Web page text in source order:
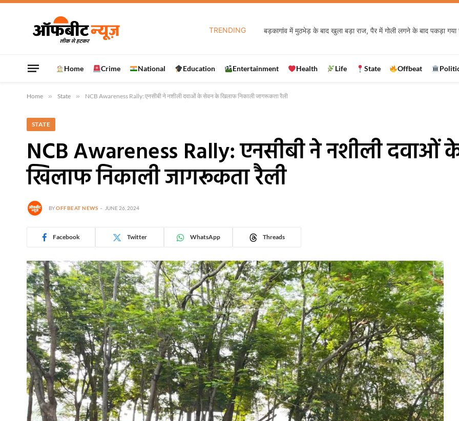
TRENDING बड़कागांव में मुठभेड़ के बाद खुला बड़ा राज, पैर में गोली लगने के बाद पकड़ा गया
Home Crime National Education Entertainment Health Life State Offbeat
Home » State » NCB Awareness Rally: एनसीबी ने नशीली दवाओं के सेवन के खिलाफ निकाली जागरूकता रैली
STATE
NCB Awareness Rally: एनसीबी ने नशीली
खिलाफ निकाली जागरूकता रैली
BYOFFBEAT NEWS JUNE 26, 2024
Facebook Twitter WhatsApp Threads